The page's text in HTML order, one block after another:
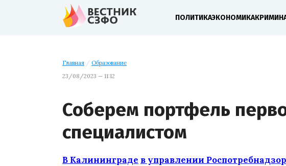
ПОЛИТИКАЭКОНОМИКА
Главная / Образование
23/08/2023 — 11:12
Соберем портфель
специалистом
В Калининграде в управлении